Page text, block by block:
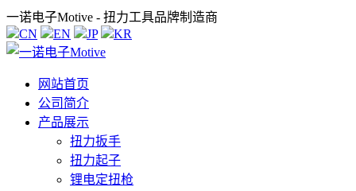
一诺电子Motive - 扭力工具品牌制造商
CN
EN JP KR
网站首页
公司简介
产品展示
扭力扳手
扭力起子
锂电定扭枪